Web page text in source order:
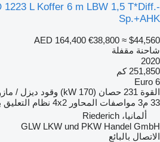
1223 L Koffer 6 m LBW 1,5 T*Diff.-
Sp.+AHK
AED 164,400 €38,800 ≈ $44,560
شاحنة مقفلة
2020
251,850 كم
Euro 6
القوة 231 حصان (170 kW) وقود ديزل /
33 م3
مواصفات المحاور 4x2 نظام التعليق
ألمانيا، Riederich
GLW LKW und PKW Handel GmbH
الاتصال بالبائع